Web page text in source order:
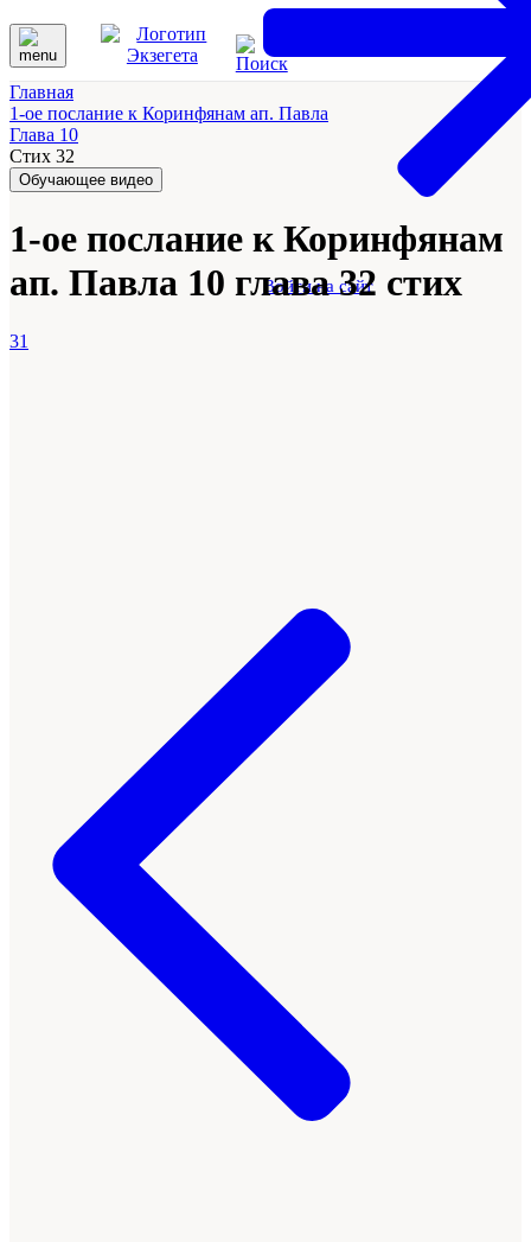
Войти на сайт
Главная
1-ое послание к Коринфянам ап. Павла
Глава 10
Стих 32
Обучающее видео
1-ое послание к Коринфянам
ап. Павла 10 глава 32 стих
31